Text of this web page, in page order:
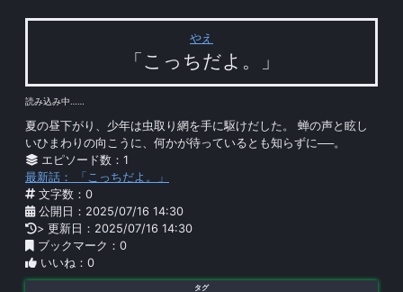
やえ
「こっちだよ。」
読み込み中……
夏の昼下がり、少年は虫取り網を手に駆けだした。 蝉の声と眩し
いひまわりの向こうに、何かが待っているとも知らずに──。
エピソード数：1
最新話： 「こっちだよ。」
文字数：0
公開日：2025/07/16 14:30
> 更新日：2025/07/16 14:30
ブックマーク：0
いいね：0
タグ